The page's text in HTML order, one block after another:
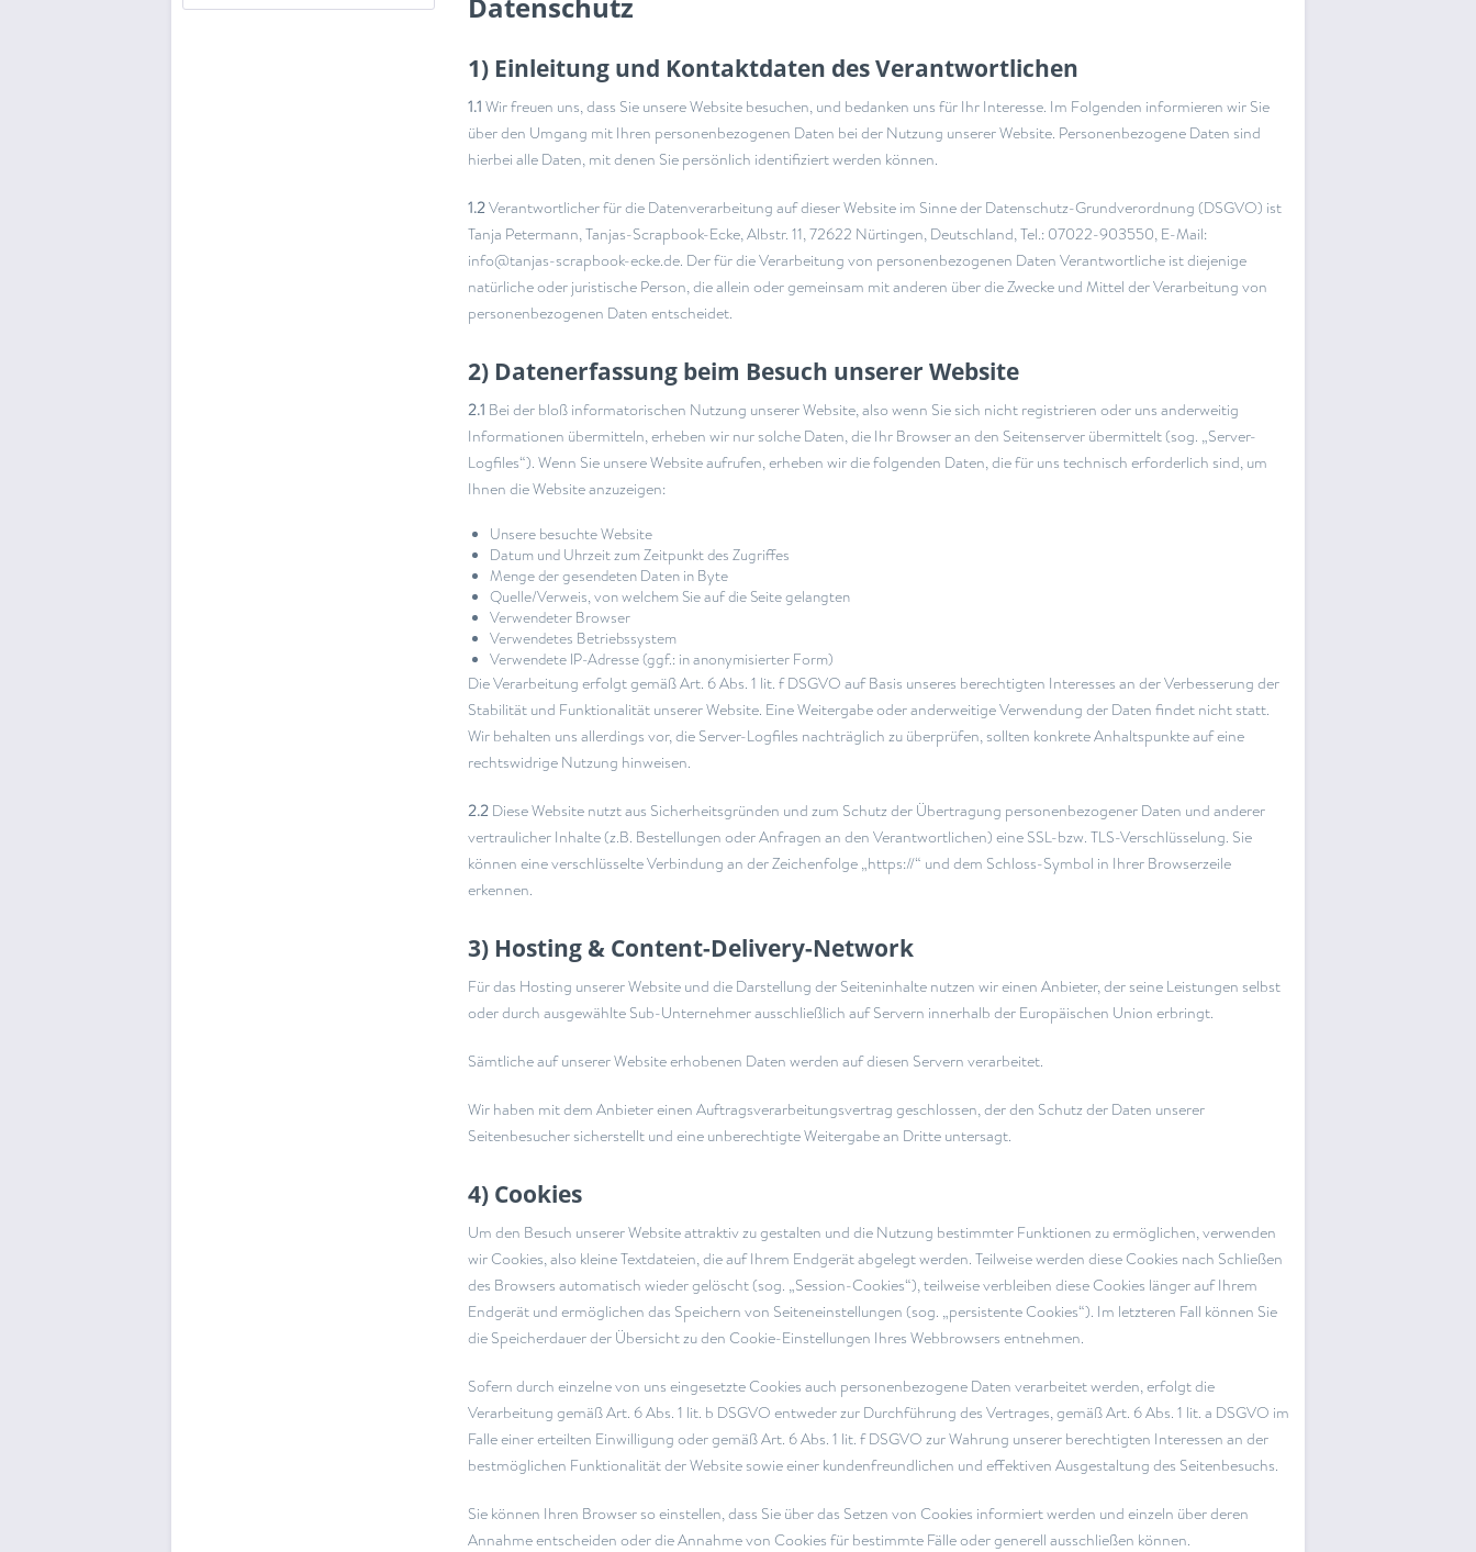
1) Einleitung und Kontaktdaten des Verantwortlichen
1.1 Wir freuen uns, dass Sie unsere Website besuchen, und bedanken uns für Ihr Interesse. Im Folgenden informieren wir Sie
über den Umgang mit Ihren personenbezogenen Daten bei der Nutzung unserer Website. Personenbezogene Daten sind
hierbei alle Daten, mit denen Sie persönlich identifiziert werden können.
1.2Verantwortlicher für die Datenverarbeitung auf dieser Website im Sinne der Datenschutz-Grundverordnung (DSGVO) ist
Tanja Petermann, Tanjas-Scrapbook-Ecke, Albstr. 11, 72622 Nürtingen, Deutschland, Tel.: 07022-903550, E-Mail:
info@tanjas-scrapbook-ecke.de. Der für die Verarbeitung von personenbezogenen Daten Verantwortliche ist diejenige
natürliche oder juristische Person, die allein oder gemeinsam mit anderen über die Zwecke und Mittel der Verarbeitung von
personenbezogenen Daten entscheidet.
2) Datenerfassung beim Besuch unserer Website
2.1 Bei der bloß informatorischen Nutzung unserer Website, also wenn Sie sich nicht registrieren oder uns anderweitig
Informationen übermitteln, erheben wir nur solche Daten, die Ihr Browser an den Seitenserver übermittelt (sog. „Server-
Logfiles“). Wenn Sie unsere Website aufrufen, erheben wir die folgenden Daten, die für uns technisch erforderlich sind, um
Ihnen die Website anzuzeigen:
Unsere besuchte Website
Datum und Uhrzeit zum Zeitpunkt des Zugriffes
Menge der gesendeten Daten in Byte
Quelle/Verweis, von welchem Sie auf die Seite gelangten
Verwendeter Browser
Verwendetes Betriebssystem
Verwendete IP-Adresse (ggf.: in anonymisierter Form)
Die Verarbeitung erfolgt gemäß Art. 6 Abs. 1 lit. f DSGVO auf Basis unseres berechtigten Interesses an der Verbesserung der
Stabilität und Funktionalität unserer Website. Eine Weitergabe oder anderweitige Verwendung der Daten findet nicht statt.
Wir behalten uns allerdings vor, die Server-Logfiles nachträglich zu überprüfen, sollten konkrete Anhaltspunkte auf eine
rechtswidrige Nutzung hinweisen.
2.2 Diese Website nutzt aus Sicherheitsgründen und zum Schutz der Übertragung personenbezogener Daten und anderer
vertraulicher Inhalte (z.B. Bestellungen oder Anfragen an den Verantwortlichen) eine SSL-bzw. TLS-Verschlüsselung. Sie
können eine verschlüsselte Verbindung an der Zeichenfolge „https://“ und dem Schloss-Symbol in Ihrer Browserzeile
erkennen.
3) Hosting & Content-Delivery-Network
Für das Hosting unserer Website und die Darstellung der Seiteninhalte nutzen wir einen Anbieter, der seine Leistungen selbst
oder durch ausgewählte Sub-Unternehmer ausschließlich auf Servern innerhalb der Europäischen Union erbringt.
Sämtliche auf unserer Website erhobenen Daten werden auf diesen Servern verarbeitet.
Wir haben mit dem Anbieter einen Auftragsverarbeitungsvertrag geschlossen, der den Schutz der Daten unserer
Seitenbesucher sicherstellt und eine unberechtigte Weitergabe an Dritte untersagt.
4) Cookies
Um den Besuch unserer Website attraktiv zu gestalten und die Nutzung bestimmter Funktionen zu ermöglichen, verwenden
wir Cookies, also kleine Textdateien, die auf Ihrem Endgerät abgelegt werden. Teilweise werden diese Cookies nach Schließen
des Browsers automatisch wieder gelöscht (sog. „Session-Cookies“), teilweise verbleiben diese Cookies länger auf Ihrem
Endgerät und ermöglichen das Speichern von Seiteneinstellungen (sog. „persistente Cookies“). Im letzteren Fall können Sie
die Speicherdauer der Übersicht zu den Cookie-Einstellungen Ihres Webbrowsers entnehmen.
Sofern durch einzelne von uns eingesetzte Cookies auch personenbezogene Daten verarbeitet werden, erfolgt die
Verarbeitung gemäß Art. 6 Abs. 1 lit. b DSGVO entweder zur Durchführung des Vertrages, gemäß Art. 6 Abs. 1 lit. a DSGVO im
Falle einer erteilten Einwilligung oder gemäß Art. 6 Abs. 1 lit. f DSGVO zur Wahrung unserer berechtigten Interessen an der
bestmöglichen Funktionalität der Website sowie einer kundenfreundlichen und effektiven Ausgestaltung des Seitenbesuchs.
Sie können Ihren Browser so einstellen, dass Sie über das Setzen von Cookies informiert werden und einzeln über deren
Annahme entscheiden oder die Annahme von Cookies für bestimmte Fälle oder generell ausschließen können.